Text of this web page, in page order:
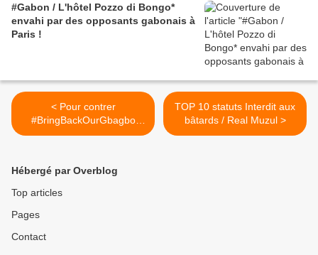
#Gabon / L'hôtel Pozzo di Bongo*
envahi par des opposants gabonais à
Paris !
< Pour contrer
#BringBackOurGbagbo
Ouattara ajoute un M aux
lycéennes au Nigeria
TOP 10 statuts Interdit aux
bâtards / Real Muzul >
Hébergé par Overblog
Top articles
Pages
Contact